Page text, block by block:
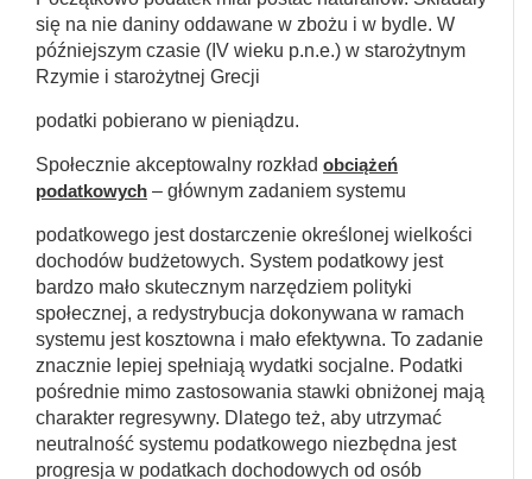
się na nie daniny oddawane w zbożu i w bydle. W
późniejszym czasie (IV wieku p.n.e.) w starożytnym
Rzymie i starożytnej Grecji
podatki pobierano w pieniądzu.
Społecznie akceptowalny rozkład obciążeń
podatkowych – głównym zadaniem systemu
podatkowego jest dostarczenie określonej wielkości
dochodów budżetowych. System podatkowy jest
bardzo mało skutecznym narzędziem polityki
społecznej, a redystrybucja dokonywana w ramach
systemu jest kosztowna i mało efektywna. To zadanie
znacznie lepiej spełniają wydatki socjalne. Podatki
pośrednie mimo zastosowania stawki obniżonej mają
charakter regresywny. Dlatego też, aby utrzymać
neutralność systemu podatkowego niezbędna jest
progresja w podatkach dochodowych od osób